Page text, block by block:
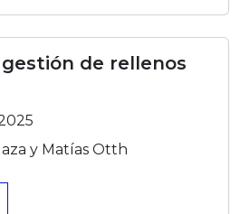
de rellenos
y Matías Otth